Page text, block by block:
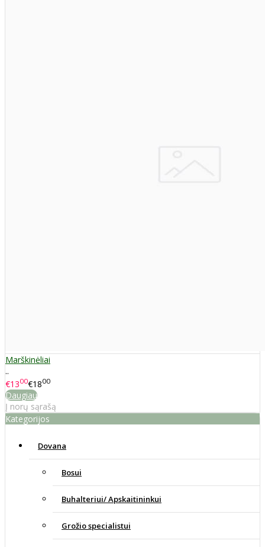
Marškinėliai
..
€1300€1800
Daugiau
Į norų sąrašą
Kategorijos
Dovana
Bosui
Buhalteriui/ Apskaitininkui
Grožio specialistui